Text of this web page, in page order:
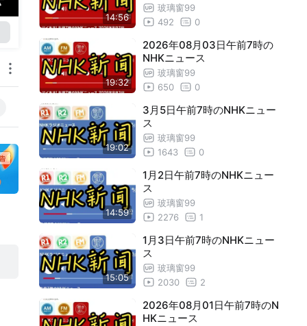
5月10日午前7時のNHKニュース
5月11日午前7時のNHKニュース
5月13日午前7時のNHKニュース
5月14日午前7時のNHKニュース
5月15日午前7時のNHKニュース
5月16日午前7時のNHKニュース
5月17日午前7時のNHKニュース
5月20日午前7時のNHKニュース 19:56
5月21日午前7時のNHKニュース
5月22日午前7時のNHKニュース
5月23日午前7時のNHKニュース 19:56
5月24日午前7時のNHKニュース
5月28日午前7時のNHKニュース
14:56
玻璃窗99
492
0
19:32
2026年08月03日午前7時の
NHKニュース
玻璃窗99
650
0
19:02
3月5日午前7時のNHKニュー
ス
玻璃窗99
1643
0
14:59
1月2日午前7時のNHKニュー
ス
玻璃窗99
2276
1
15:05
1月3日午前7時のNHKニュー
ス
玻璃窗99
2030
2
2026年08月01日午前7時のN
HKニュース